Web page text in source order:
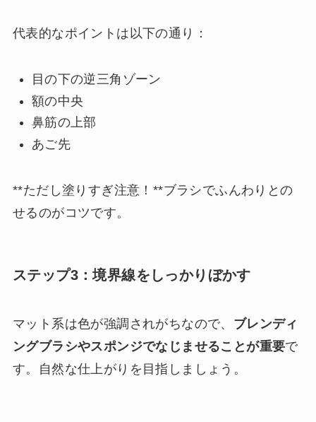
代表的なポイントは以下の通り：
目の下の逆三角ゾーン
額の中央
鼻筋の上部
あご先
**ただし塗りすぎ注意！**ブラシでふんわりとの
せるのがコツです。
ステップ3：境界線をしっかりぼかす
マット系は色が強調されがちなので、 ブレンディ
ングブラシやスポンジでなじませることが重要で
す。自然な仕上がりを目指しましょう。